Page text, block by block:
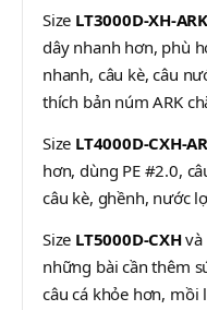
Size LT3000D-XH-ARK
dây nhanh hơn, phù
nhanh, câu kè, câu
thích bản núm ARK
Size LT4000D-CXH-
hơn, dùng PE #2.0,
câu kè, ghềnh, nước
Size LT5000D-CXHvà
những bài cần thêm
câu cá khỏe hơn, mồi